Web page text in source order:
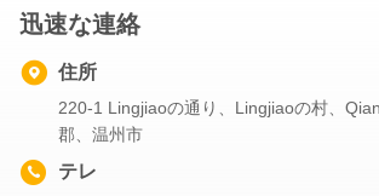
迅速な連絡
住所
220-1 Lingjiaoの通り、Lingjiaoの村、
郡、温州市
テレ